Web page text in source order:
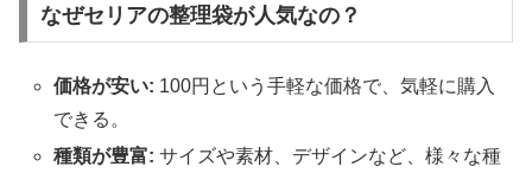
なぜセリアの整理袋が人気なの？
価格が安い: 100円という手軽な価格で、気軽に購入
できる。
種類が豊富: サイズや素材、デザインなど、様々な種